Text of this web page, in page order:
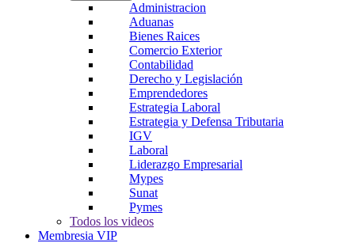
Administracion
Aduanas
Bienes Raices
Comercio Exterior
Contabilidad
Derecho y Legislación
Emprendedores
Estrategia Laboral
Estrategia y Defensa Tributaria
IGV
Laboral
Liderazgo Empresarial
Mypes
Sunat
Pymes
Todos los videos
Membresia VIP